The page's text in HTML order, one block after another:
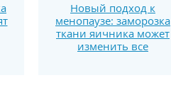
Новый подход к
менопаузе: заморозка
ткани яичника может
изменить все